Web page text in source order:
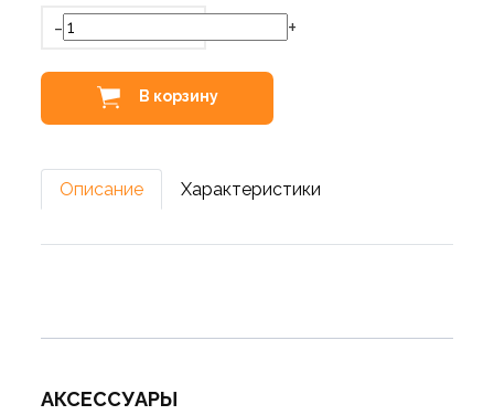
- +
В корзину
Описание Характеристики
АКСЕССУАРЫ